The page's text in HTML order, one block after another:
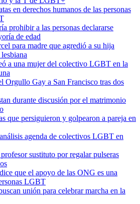
en derechos humanos de las personas
prohibir a las personas declararse
de edad
para madre que agredió a su hija
a una mujer del colectivo LGBT en la
Orgullo Gay a San Francisco tras dos
durante discusión por el matrimonio
que persiguieron y golpearon a pareja en
agenda de colectivos LGBT en
sustituto por regalar pulseras
que el apoyo de las ONG es una
LGBT
unión para celebrar marcha en la